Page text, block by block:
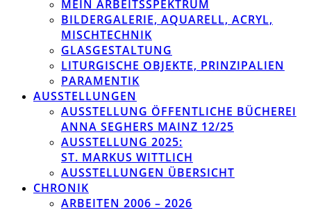
MEIN ARBEITSSPEKTRUM
BILDERGALERIE, AQUARELL, ACRYL,
MISCHTECHNIK
GLASGESTALTUNG
LITURGISCHE OBJEKTE, PRINZIPALIEN
PARAMENTIK
AUSSTELLUNGEN
AUSSTELLUNG ÖFFENTLICHE BÜCHEREI
ANNA SEGHERS MAINZ 12/25
AUSSTELLUNG 2025:
ST. MARKUS WITTLICH
AUSSTELLUNGEN ÜBERSICHT
CHRONIK
ARBEITEN 2006 – 2026